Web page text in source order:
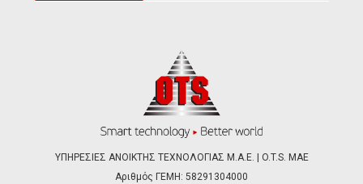
ΥΠΗΡΕΣΙΕΣ ΑΝΟΙΚΤΗΣ ΤΕΧΝΟΛΟΓΙΑΣ Μ.Α.Ε. | O.T.S. ΜΑΕ
Αριθμός ΓΕΜΗ: 58291304000